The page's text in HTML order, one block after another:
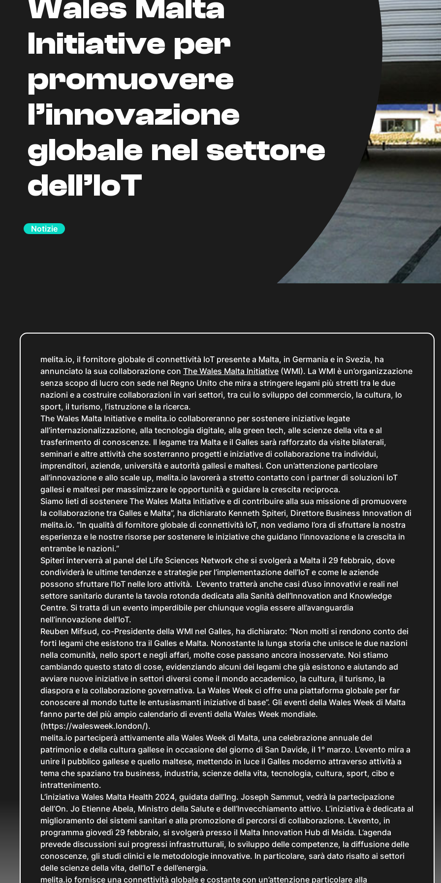
Wales Malta
Initiative per
promuovere
l’innovazione
globale nel settore
dell’IoT
Notizie
melita.io, il fornitore globale di connettività IoT presente a Malta, in Germania e in Svezia, ha
annunciato la sua collaborazione con The Wales Malta Initiative (WMI). La WMI è un’organizzazione
senza scopo di lucro con sede nel Regno Unito che mira a stringere legami più stretti tra le due
nazioni e a costruire collaborazioni in vari settori, tra cui lo sviluppo del commercio, la cultura, lo
sport, il turismo, l’istruzione e la ricerca.
The Wales Malta Initiative e melita.io collaboreranno per sostenere iniziative legate
all’internazionalizzazione, alla tecnologia digitale, alla green tech, alle scienze della vita e al
trasferimento di conoscenze. Il legame tra Malta e il Galles sarà rafforzato da visite bilaterali,
seminari e altre attività che sosterranno progetti e iniziative di collaborazione tra individui,
imprenditori, aziende, università e autorità gallesi e maltesi. Con un’attenzione particolare
all’innovazione e allo scale up, melita.io lavorerà a stretto contatto con i partner di soluzioni IoT
gallesi e maltesi per massimizzare le opportunità e guidare la crescita reciproca.
Siamo lieti di sostenere The Wales Malta Initiative e di contribuire alla sua missione di promuovere
la collaborazione tra Galles e Malta”, ha dichiarato Kenneth Spiteri, Direttore Business Innovation di
melita.io. “In qualità di fornitore globale di connettività IoT, non vediamo l’ora di sfruttare la nostra
esperienza e le nostre risorse per sostenere le iniziative che guidano l’innovazione e la crescita in
entrambe le nazioni.”
Spiteri interverrà al panel del Life Sciences Network che si svolgerà a Malta il 29 febbraio, dove
condividerà le ultime tendenze e strategie per l’implementazione dell’IoT e come le aziende
possono sfruttare l’IoT nelle loro attività. L’evento tratterà anche casi d’uso innovativi e reali nel
settore sanitario durante la tavola rotonda dedicata alla Sanità dell’Innovation and Knowledge
Centre. Si tratta di un evento imperdibile per chiunque voglia essere all’avanguardia
nell’innovazione dell’IoT.
Reuben Mifsud, co-Presidente della WMI nel Galles, ha dichiarato: “Non molti si rendono conto dei
forti legami che esistono tra il Galles e Malta. Nonostante la lunga storia che unisce le due nazioni
nella comunità, nello sport e negli affari, molte cose passano ancora inosservate. Noi stiamo
cambiando questo stato di cose, evidenziando alcuni dei legami che già esistono e aiutando ad
avviare nuove iniziative in settori diversi come il mondo accademico, la cultura, il turismo, la
diaspora e la collaborazione governativa. La Wales Week ci offre una piattaforma globale per far
conoscere al mondo tutte le entusiasmanti iniziative di base”. Gli eventi della Wales Week di Malta
fanno parte del più ampio calendario di eventi della Wales Week mondiale.
(https://walesweek.london/).
melita.io parteciperà attivamente alla Wales Week di Malta, una celebrazione annuale del
patrimonio e della cultura gallese in occasione del giorno di San Davide, il 1° marzo. L’evento mira a
unire il pubblico gallese e quello maltese, mettendo in luce il Galles moderno attraverso attività a
tema che spaziano tra business, industria, scienze della vita, tecnologia, cultura, sport, cibo e
intrattenimento.
L’iniziativa Wales Malta Health 2024, guidata dall’Ing. Joseph Sammut, vedrà la partecipazione
dell’On. Jo Etienne Abela, Ministro della Salute e dell’Invecchiamento attivo. L’iniziativa è dedicata al
miglioramento dei sistemi sanitari e alla promozione di percorsi di collaborazione. L’evento, in
programma giovedì 29 febbraio, si svolgerà presso il Malta Innovation Hub di Msida. L’agenda
prevede discussioni sui progressi infrastrutturali, lo sviluppo delle competenze, la diffusione delle
conoscenze, gli studi clinici e le metodologie innovative. In particolare, sarà dato risalto ai settori
delle scienze della vita, dell’IoT e dell’energia.
melita.io fornisce una connettività globale e costante con un’attenzione particolare alla